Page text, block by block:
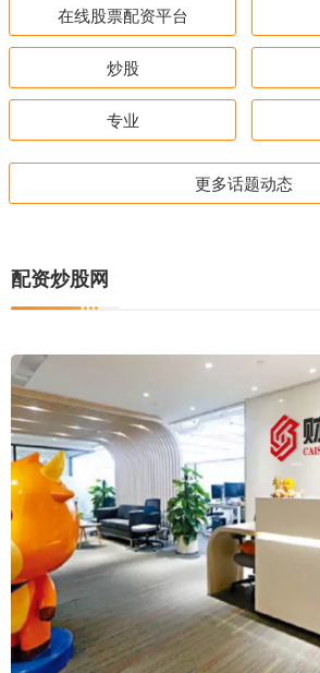
在线股票配资平台
炒股
专业
更多话题动态
配资炒股网